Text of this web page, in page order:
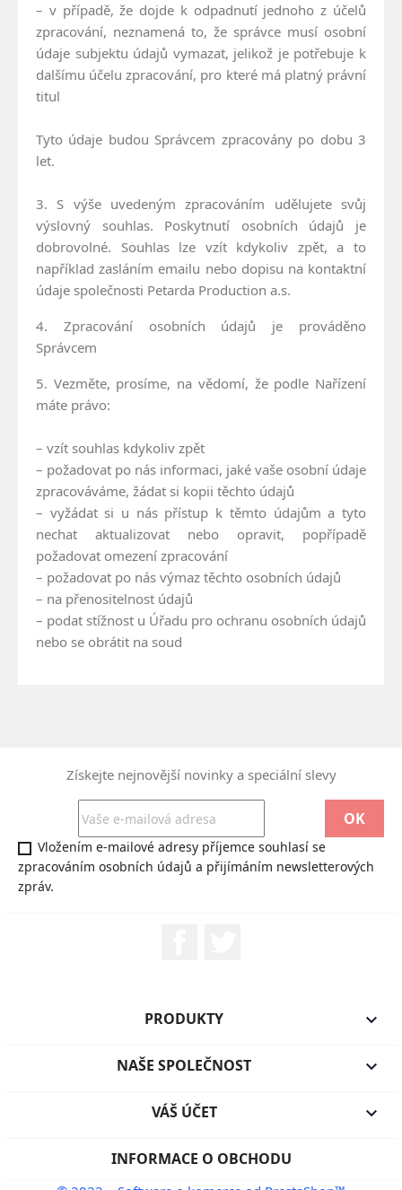
– v případě, že dojde k odpadnutí jednoho z účelů
zpracování, neznamená to, že správce musí osobní
údaje subjektu údajů vymazat, jelikož je potřebuje k
dalšímu účelu zpracování, pro které má platný právní
titul
Tyto údaje budou Správcem zpracovány po dobu 3
let.
3. S výše uvedeným zpracováním udělujete svůj
výslovný souhlas. Poskytnutí osobních údajů je
dobrovolné. Souhlas lze vzít kdykoliv zpět, a to
například zasláním emailu nebo dopisu na kontaktní
údaje společnosti Petarda Production a.s.
4. Zpracování osobních údajů je prováděno
Správcem
5. Vezměte, prosíme, na vědomí, že podle Nařízení
máte právo:
– vzít souhlas kdykoliv zpět
– požadovat po nás informaci, jaké vaše osobní údaje
zpracováváme, žádat si kopii těchto údajů
– vyžádat si u nás přístup k těmto údajům a tyto
nechat aktualizovat nebo opravit, popřípadě
požadovat omezení zpracování
– požadovat po nás výmaz těchto osobních údajů
– na přenositelnost údajů
– podat stížnost u Úřadu pro ochranu osobních údajů
nebo se obrátit na soud
Získejte nejnovější novinky a speciální slevy
Vložením e-mailové adresy příjemce souhlasí se
zpracováním osobních údajů a přijímáním newsletterových
zpráv.
PRODUKTY 
NAŠE SPOLEČNOST 
VÁŠ ÚČET 
INFORMACE O OBCHODU